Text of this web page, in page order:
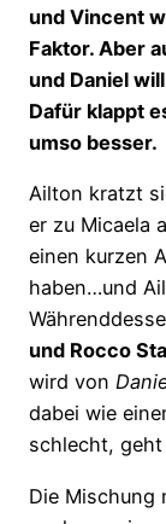
und Vincent
Faktor. Aber
und Daniel
Dafür klappt
umso besser.
Ailton kratzt
er zu Micaela
einen kurzen
haben…und
und Rocco
wird von
dabei wie
schlecht,
Die Mischung